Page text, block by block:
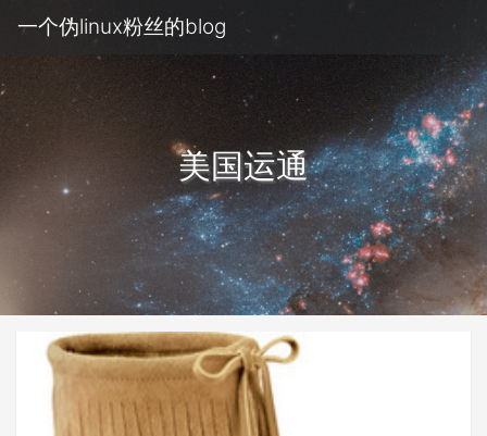
一个伪linux粉丝的blog
美国运通